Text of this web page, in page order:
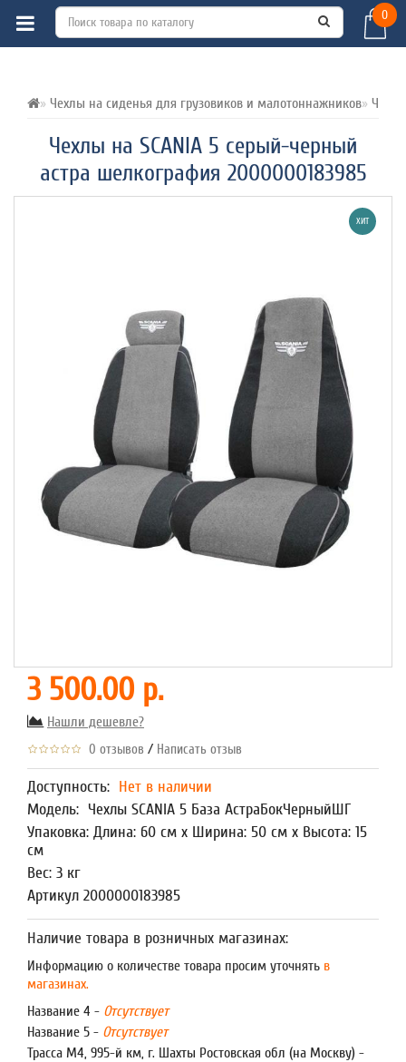
0
Чехлы на сиденья для грузовиков и малотоннажников
Чехлы на SCANIA 5 серый-черный
астра шелкография 2000000183985
ВСЕ О ТОВАРЕ ХАРАКТЕРИСТИКИ
ХИТ
3 500.00 р.
Нашли дешевле?
0 отзывов / Написать отзыв
Доступность: Нет в наличии
Модель: Чехлы SCANIA 5 База АстраБокЧерныйШГ
Упаковка: Длина: 60 см x Ширина: 50 см x Высота: 15
см
Вес: 3 кг
Артикул 2000000183985
Наличие товара в розничных магазинах:
Информацию о количестве товара просим уточнять в
магазинах.
Название 4 - Отсутствует
Название 5 - Отсутствует
Трасса М4, 995-й км, г. Шахты Ростовская обл (на Москву) -